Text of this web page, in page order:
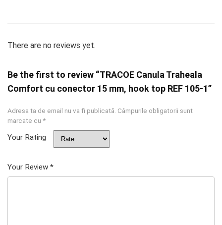
There are no reviews yet.
Be the first to review “TRACOE Canula Traheala
Comfort cu conector 15 mm, hook top REF 105-1”
Adresa ta de email nu va fi publicată. Câmpurile obligatorii sunt
marcate cu *
Your Rating
Your Review *